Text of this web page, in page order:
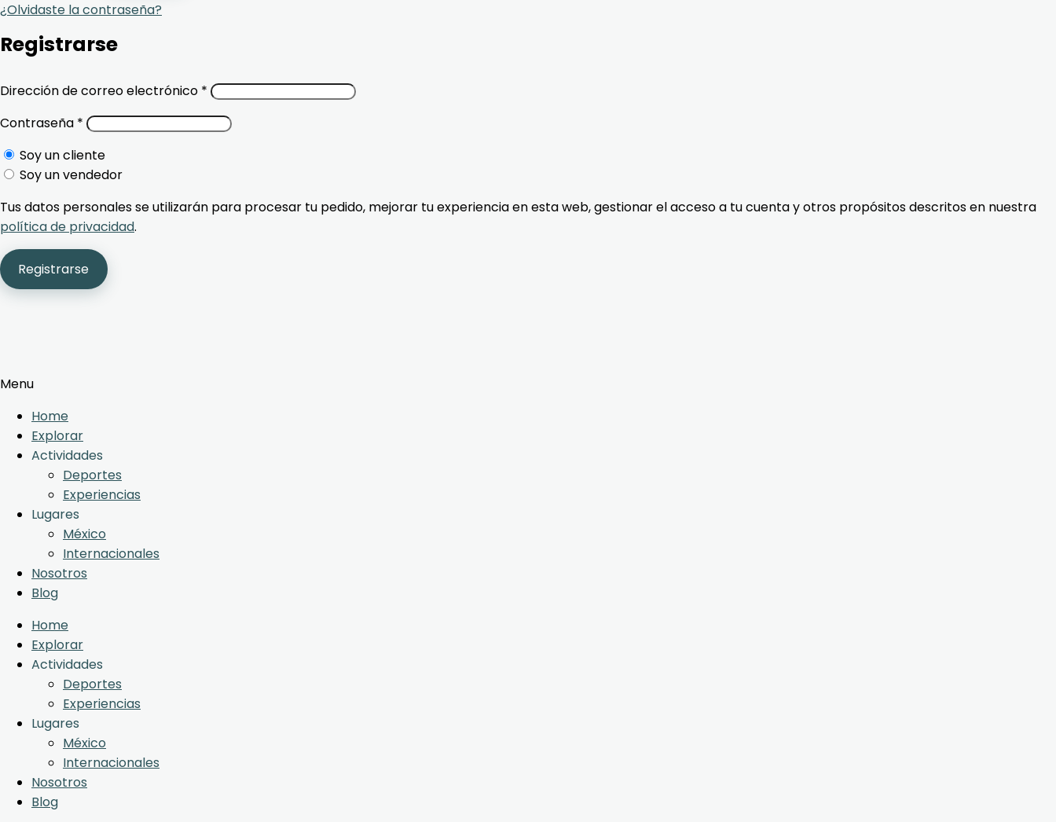
¿Olvidaste la contraseña?
Registrarse
Dirección de correo electrónico *
Contraseña *
Soy un cliente
Soy un vendedor
Tus datos personales se utilizarán para procesar tu pedido, mejorar tu experiencia en esta web, gestionar el acceso a tu cuenta y otros propósitos descritos en nuestra
política de privacidad.
Registrarse
Menu
Home
Explorar
Actividades
Deportes
Experiencias
Lugares
México
Internacionales
Nosotros
Blog
Home
Explorar
Actividades
Deportes
Experiencias
Lugares
México
Internacionales
Nosotros
Blog